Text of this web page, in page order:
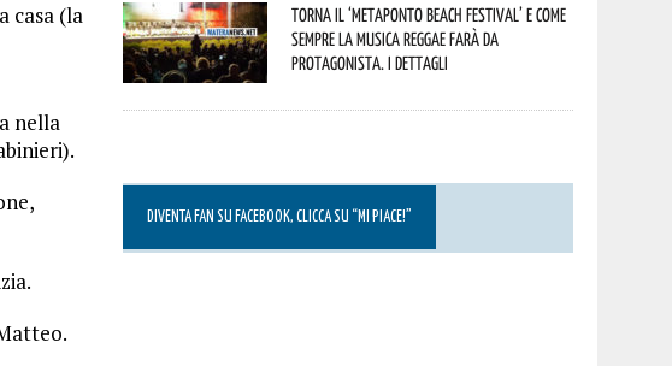
casa (la
nella
Torna il ‘Metaponto beach festival’ e come
sempre la musica reggae farà da
protagonista. I dettagli
DIVENTA FAN SU FACEBOOK, CLICCA SU “MI PIACE!”